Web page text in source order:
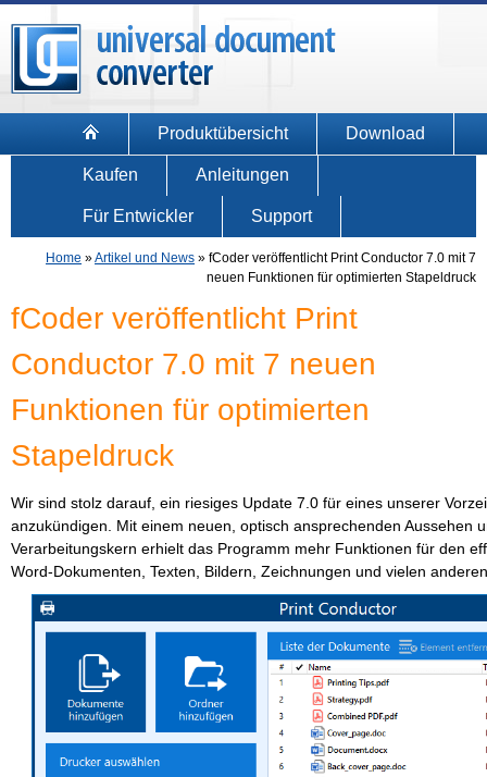
Produktübersicht Download
Kaufen Anleitungen
Für Entwickler Support
Home »Artikel und News » fCoder veröffentlicht Print Conductor 7.0 mit 7
neuen Funktionen für optimierten Stapeldruck
fCoder veröffentlicht Print
Conductor 7.0 mit 7 neuen
Funktionen für optimierten
Stapeldruck
Wir sind stolz darauf, ein riesiges Update 7.0 für eines unserer
anzukündigen. Mit einem neuen, optisch ansprechenden Aussehen
Verarbeitungskern erhielt das Programm mehr Funktionen für den
Word-Dokumenten, Texten, Bildern, Zeichnungen und vielen